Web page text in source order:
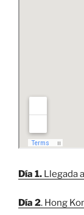
Día 1. Llegada
Día 2. Hong